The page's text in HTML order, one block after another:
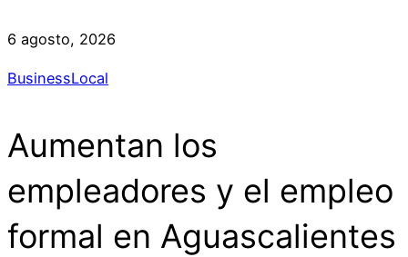
6 agosto, 2026
BusinessLocal
Aumentan los
empleadores y el empleo
formal en Aguascalientes